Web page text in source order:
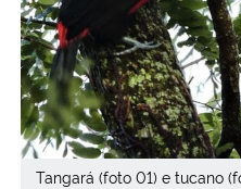
Tangará (foto 01) e tucano